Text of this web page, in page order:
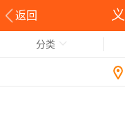
返回
分类